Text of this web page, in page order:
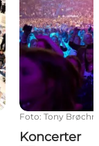
Foto: Tony
Koncerter